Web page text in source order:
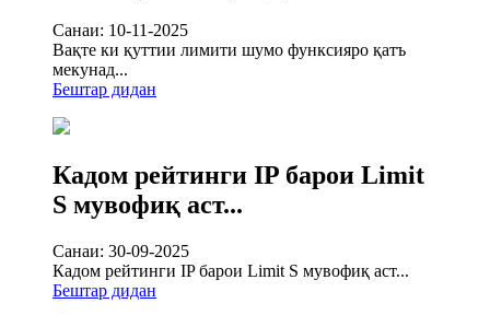
Санаи: 10-11-2025
Вақте ки қуттии лимити шумо функсияро қатъ
мекунад...
Бештар дидан
Кадом рейтинги IP барои Limit
S мувофиқ аст...
Санаи: 30-09-2025
Кадом рейтинги IP барои Limit S мувофиқ аст...
Бештар дидан